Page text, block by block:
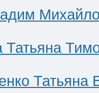
Татьяна